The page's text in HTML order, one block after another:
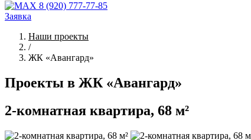
8 (920) 777-77-85
Заявка
Наши проекты
/
ЖК «Авангард»
Проекты в ЖК «Авангард»
2-комнатная квартира, 68 м²